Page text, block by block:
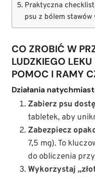
Praktyczna
psu z bólem stawów
CO ZROBIĆ W
LUDZKIEGO
POMOC I RAMY
Działania
Zabierz psu
tabletek, aby
Zabezpiecz
7,5 mg). To
do obliczenia
Wykorzystaj